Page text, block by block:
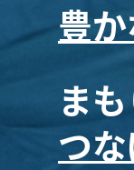
豊
ま
つ